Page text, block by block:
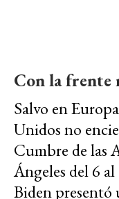
Con la frente
Salvo en
Unidos no
Cumbre de las
Ángeles del 6
Biden presentó